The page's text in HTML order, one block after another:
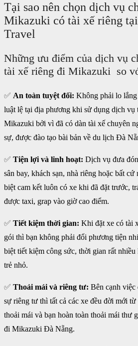
Tại sao nên chọn dịch vụ
Mikazuki có tài xế riêng
Travel
Những ưu điểm của dịch vụ
tài xế riêng đi Mikazuki so
✅ An toàn tuyệt đối: Không phải lo
luật lệ tại địa phương khi sử dụng dịch vụ
Mikazuki bởi vì đã có dàn tài xế chuyên
sự, được đào tạo bài bản về du lịch Đà
✅ Tiện lợi và linh hoạt: Dịch vụ đưa
sân bay, khách sạn, nhà riêng hoặc bất
biệt cam kết luôn có xe khi đã đặt trước,
được taxi, grap vào giờ cao điểm.
✅ Tiết kiệm thời gian: Khi đặt xe có tài
gói thì bạn không phải đổi phương tiện
biệt tiết kiệm công sức, thời gian rất
trẻ nhỏ.
✅ Thoải mái và riêng tư: Bên cạnh việc
sự riêng tư thì tất cả các xe đều đời mới
thoải mái và bạn hoàn toàn thoải mái thư
đi Mikazuki Đà Nẵng.